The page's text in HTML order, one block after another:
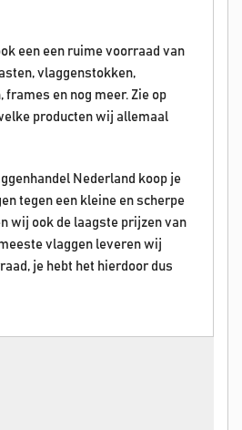
een een ruime voorraad van
vlaggenstokken,
en nog meer. Zie op
producten wij allemaal
Nederland koop je
tegen een kleine en scherpe
wij ook de laagste prijzen van
vlaggen leveren wij
je hebt het hierdoor dus